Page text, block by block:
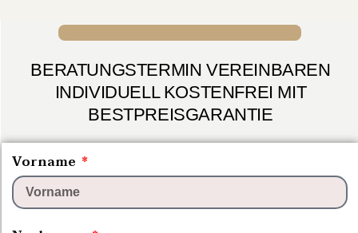
BERATUNGSTERMIN VEREINBAREN
INDIVIDUELL KOSTENFREI MIT
BESTPREISGARANTIE
Vorname